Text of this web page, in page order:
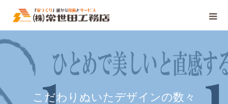
こだわりぬいたデザインの数々